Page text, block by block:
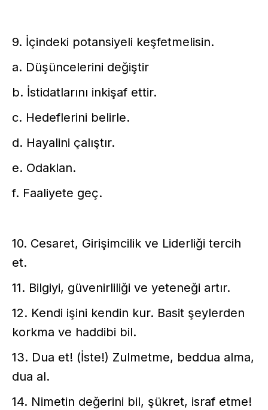
9. İçindeki potansiyeli keşfetmelisin.
a. Düşüncelerini değiştir
b. İstidatlarını inkişaf ettir.
c. Hedeflerini belirle.
d. Hayalini çalıştır.
e. Odaklan.
f. Faaliyete geç.
10. Cesaret, Girişimcilik ve Liderliği tercih
et.
11. Bilgiyi, güvenirliliği ve yeteneği artır.
12. Kendi işini kendin kur. Basit şeylerden
korkma ve haddibi bil.
13. Dua et! (İste!) Zulmetme, beddua alma,
dua al.
14. Nimetin değerini bil, şükret, israf etme!